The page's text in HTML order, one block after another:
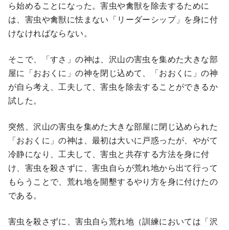
ら始めることになった。害虫や禽獣を除去するために
は、害虫や禽獣に怯まない「リーダーシップ」を身に付
けなければならない。
そこで、「すさ」の神は、沢山の害虫を集めた大きな部
屋に「おおくに」の神を閉じ込めて、「おおくに」の神
が自ら考え、工夫して、害虫を除去することができるか
試した。
突然、沢山の害虫を集めた大きな部屋に閉じ込められた
「おおくに」の神は、最初は大いに戸惑ったが、やがて
冷静になり、工夫して、害虫と共存する方法を身に付
け、害虫を殺さずに、害虫自らが荒れ地から出て行って
もらうことで、荒れ地を開墾するやり方を身に付けたの
である。
害虫を殺さずに、害虫自ら荒れ地（訓練においては「沢